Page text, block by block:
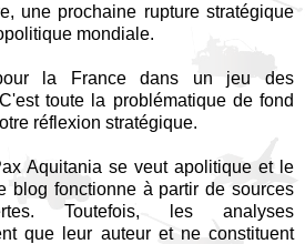
une prochaine rupture stratégique
mondiale.
la France dans un jeu des
toute la problématique de fond
réflexion stratégique.
Aquitania se veut apolitique et le
blog fonctionne à partir de sources
Toutefois, les analyses
que leur auteur et ne constituent